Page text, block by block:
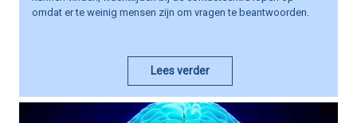
omdat er te weinig mensen zijn om vragen te beantwoorden.
Lees verder